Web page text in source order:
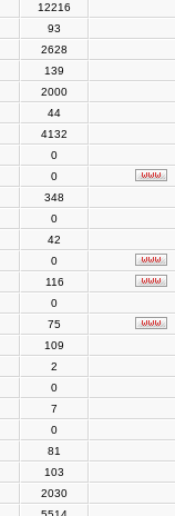
12216
93
2628
139
2000
44
4132
0
0
348
0
42
0
116
0
75
109
2
0
7
0
81
103
2030